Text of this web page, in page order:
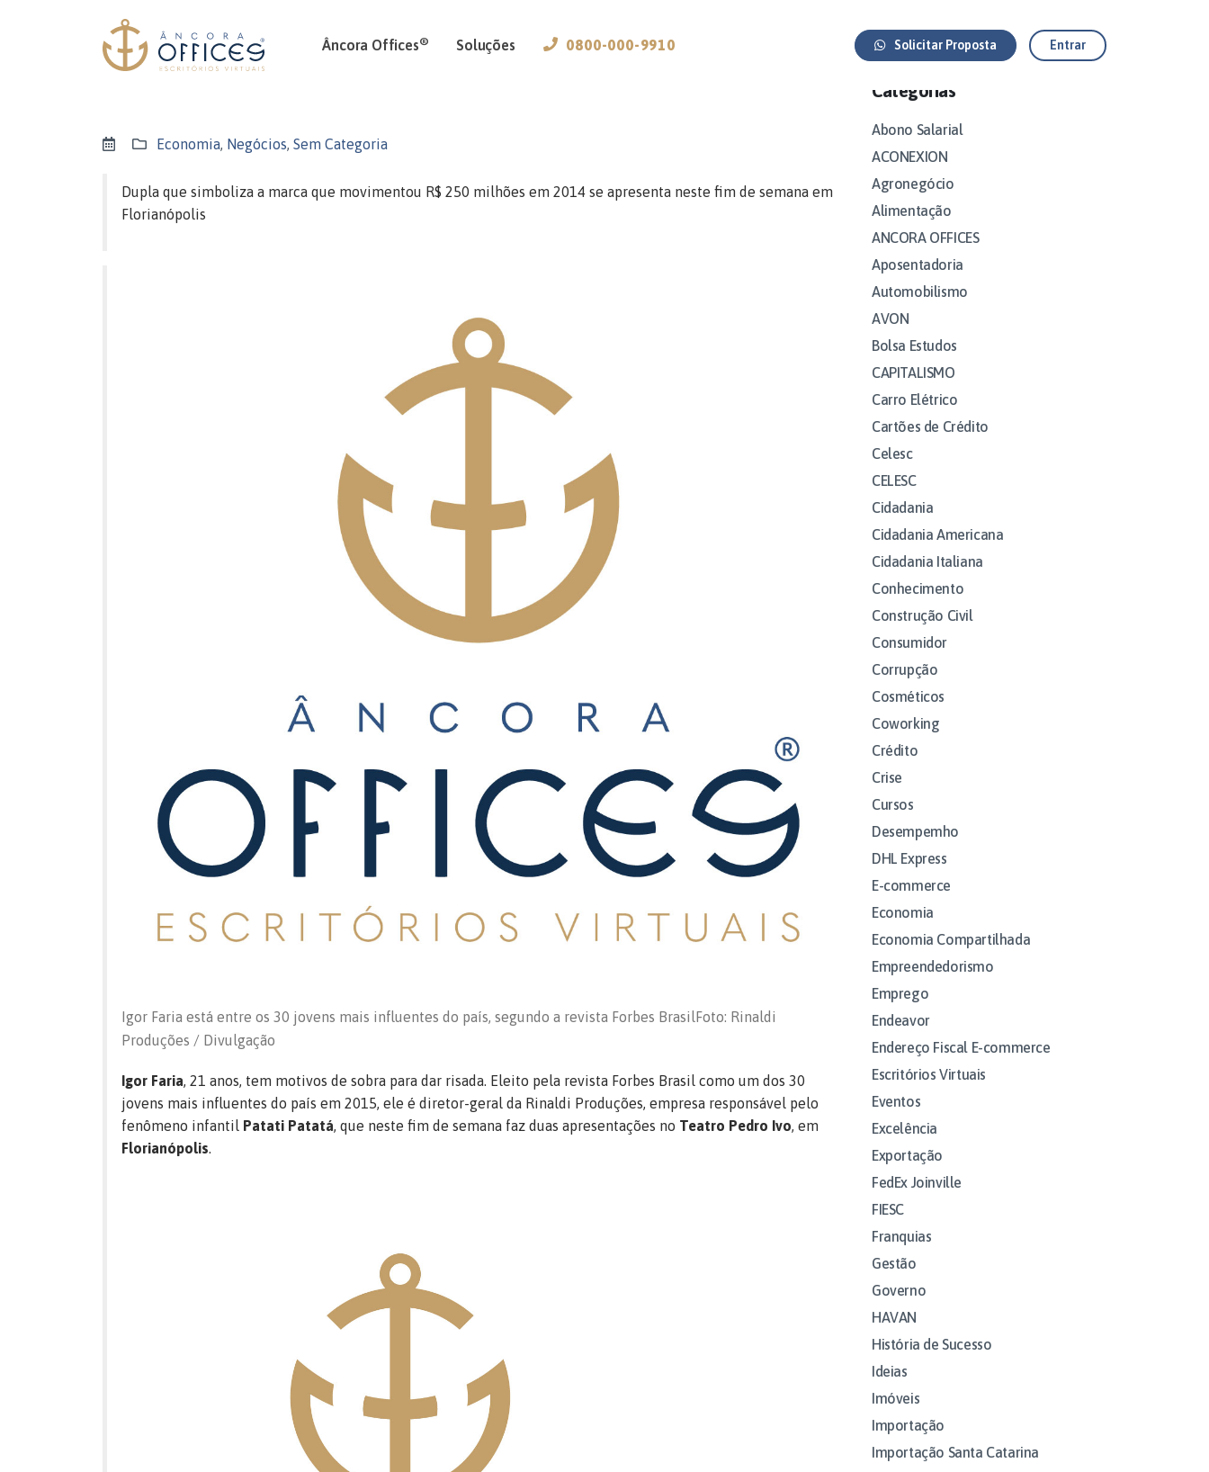
Âncora Offices® Soluções 0800-000-9910 Solicitar Proposta Entrar
Economia, Negócios, Sem Categoria
Dupla que simboliza a marca que movimentou R$ 250 milhões em 2014 se apresenta neste fim de semana em
Florianópolis
Igor Faria está entre os 30 jovens mais influentes do país, segundo a revista Forbes BrasilFoto: Rinaldi
Produções / Divulgação
Igor Faria, 21 anos, tem motivos de sobra para dar risada. Eleito pela revista Forbes Brasil como um dos 30
jovens mais influentes do país em 2015, ele é diretor-geral da Rinaldi Produções, empresa responsável pelo
fenômeno infantil Patati Patatá, que neste fim de semana faz duas apresentações no Teatro Pedro Ivo, em
Florianópolis.
Categorias
Abono Salarial
ACONEXION
Agronegócio
Alimentação
ANCORA OFFICES
Aposentadoria
Automobilismo
AVON
Bolsa Estudos
CAPITALISMO
Carro Elétrico
Cartões de Crédito
Celesc
CELESC
Cidadania
Cidadania Americana
Cidadania Italiana
Conhecimento
Construção Civil
Consumidor
Corrupção
Cosméticos
Coworking
Crédito
Crise
Cursos
Desempemho
DHL Express
E-commerce
Economia
Economia Compartilhada
Empreendedorismo
Emprego
Endeavor
Endereço Fiscal E-commerce
Escritórios Virtuais
Eventos
Excelência
Exportação
FedEx Joinville
FIESC
Franquias
Gestão
Governo
HAVAN
História de Sucesso
Ideias
Imóveis
Importação
Importação Santa Catarina